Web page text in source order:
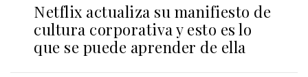
Netflix actualiza su manifiesto de
cultura corporativa y esto es lo
que se puede aprender de ella